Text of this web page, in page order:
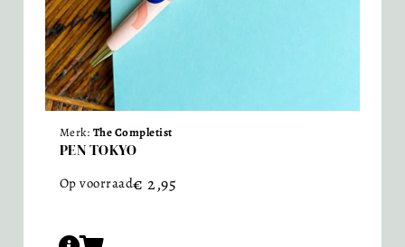
Merk: The Completist
PEN TOKYO
Op voorraad€ 2,95